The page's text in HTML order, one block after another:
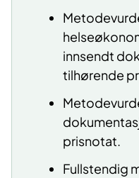
innsendt
tilhørende
prisnotat.
Fullstendig